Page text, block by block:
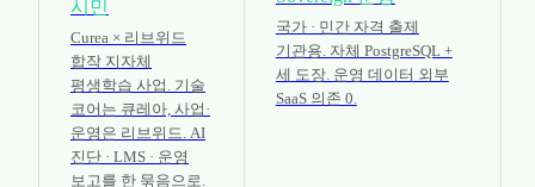
시민
Curea × 리브위드
합작 지자체
평생학습 사업. 기술
코어는 큐레아, 사업·
운영은 리브위드. AI
진단 · LMS · 운영
보고를 한 묶음으로.
국가 · 민간 자격 출제
기관용. 자체 PostgreSQL +
세 도장. 운영 데이터 외부
SaaS 의존 0.